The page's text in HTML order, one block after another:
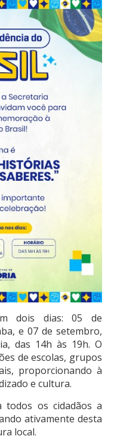
dois dias: 05 de
e 07 de setembro,
das 14h às 19h. O
de escolas, grupos
proporcionando à
e cultura.
todos os cidadãos a
ativamente desta
local.